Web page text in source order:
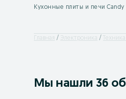
Кухонные плиты и печи Candy
Главная Электроника
Мы нашли 36